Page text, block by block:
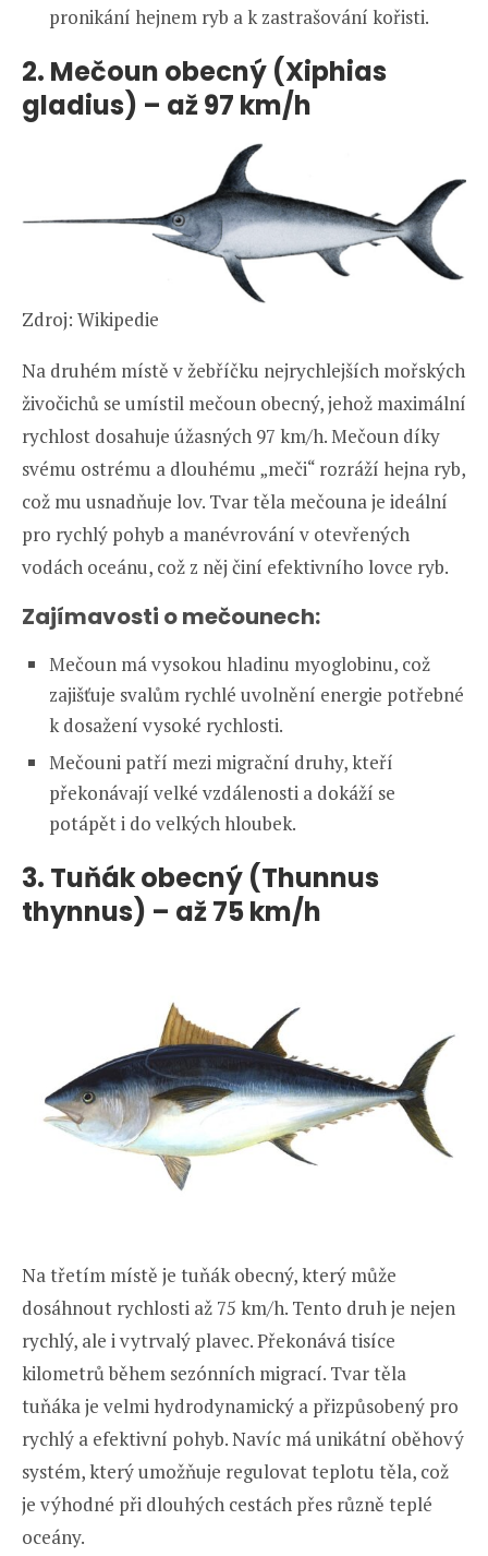
pronikání hejnem ryb a k zastrašování kořisti.
2. Mečoun obecný (Xiphias
gladius) – až 97 km/h
Zdroj: Wikipedie
Na druhém místě v žebříčku nejrychlejších mořských
živočichů se umístil mečoun obecný, jehož maximální
rychlost dosahuje úžasných 97 km/h. Mečoun díky
svému ostrému a dlouhému „meči“ rozráží hejna ryb,
což mu usnadňuje lov. Tvar těla mečouna je ideální
pro rychlý pohyb a manévrování v otevřených
vodách oceánu, což z něj činí efektivního lovce ryb.
Zajímavosti o mečounech:
Mečoun má vysokou hladinu myoglobinu, což
zajišťuje svalům rychlé uvolnění energie potřebné
k dosažení vysoké rychlosti.
Mečouni patří mezi migrační druhy, kteří
překonávají velké vzdálenosti a dokáží se
potápět i do velkých hloubek.
3. Tuňák obecný (Thunnus
thynnus) – až 75 km/h
Na třetím místě je tuňák obecný, který může
dosáhnout rychlosti až 75 km/h. Tento druh je nejen
rychlý, ale i vytrvalý plavec. Překonává tisíce
kilometrů během sezónních migrací. Tvar těla
tuňáka je velmi hydrodynamický a přizpůsobený pro
rychlý a efektivní pohyb. Navíc má unikátní oběhový
systém, který umožňuje regulovat teplotu těla, což
je výhodné při dlouhých cestách přes různě teplé
oceány.